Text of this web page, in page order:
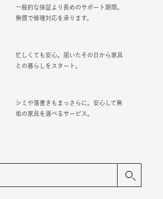
一般的な保証より長めのサポート期間。
無償で修理対応を承ります。
忙しくても安心。届いたその日から家具
との暮らしをスタート。
シミや落書きもまっさらに。安心して無
垢の家具を選べるサービス。